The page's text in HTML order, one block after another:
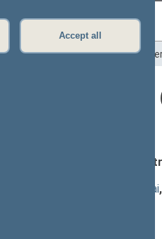
Accept all
progress Plenary sittings
Plenary sittings>Parliamentary
veiklos įstatymo 23
susiję dokumentai,